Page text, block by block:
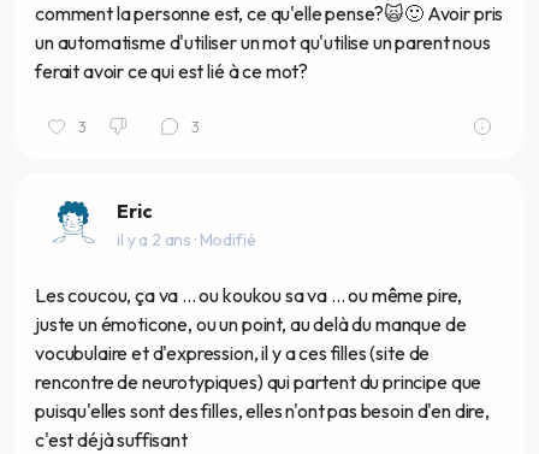
comment la personne est, ce qu'elle pense?🙀🙂 Avoir pris
un automatisme d'utiliser un mot qu'utilise un parent nous
ferait avoir ce qui est lié à ce mot?
3 3
Eric
il y a 2 ans · Modifié
Les coucou, ça va ... ou koukou sa va ... ou même pire,
juste un émoticone, ou un point, au delà du manque de
vocubulaire et d'expression, il y a ces filles (site de
rencontre de neurotypiques) qui partent du principe que
puisqu'elles sont des filles, elles n'ont pas besoin d'en dire,
c'est déjà suffisant